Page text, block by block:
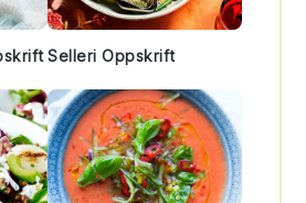
Selleri Oppskrift